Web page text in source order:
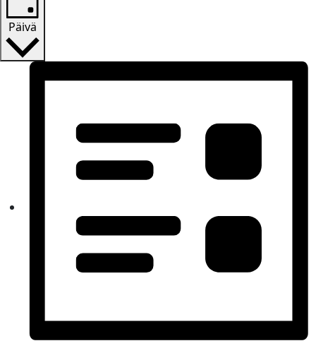
Päivä